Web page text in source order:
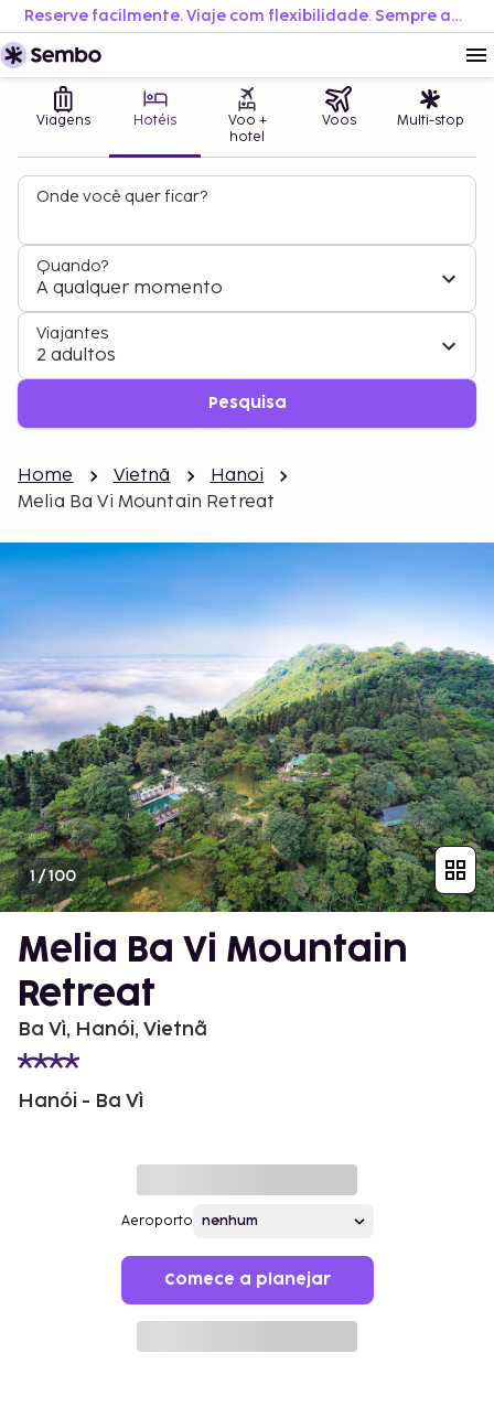
Reserve facilmente. Viaje com flexibilidade. Sempre ao melhor preço.
Viagens Hotéis
Voo +
hotel
Voos Multi-stop
Onde você quer ficar?
Quando?
A qualquer momento
Viajantes
2 adultos
Pesquisa
Home Vietnã
Hanoi
Melia Ba Vi Mountain Retreat
1/100
Melia Ba Vi Mountain
Retreat
Ba Vì, Hanói, Vietnã
Hanói - Ba Vì
Aeroporto
Comece a planejar